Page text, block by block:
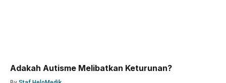
Adakah Autisme Melibatkan Keturunan?